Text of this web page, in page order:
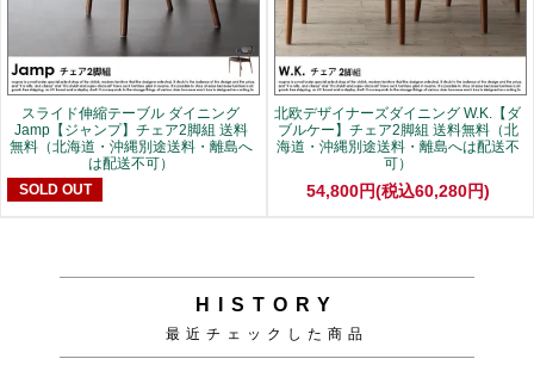
スライド伸縮テーブル ダイニング
Jamp【ジャンプ】チェア2脚組 送料
無料（北海道・沖縄別途送料・離島へ
は配送不可）
SOLD OUT
北欧デザイナーズダイニング W.K.【ダ
ブルケー】チェア2脚組 送料無料（北
海道・沖縄別途送料・離島へは配送不
可）
54,800円(税込60,280円)
HISTORY
最近チェックした商品